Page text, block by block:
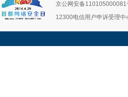
京公网安备110105000081
12300电信用户申诉受理中